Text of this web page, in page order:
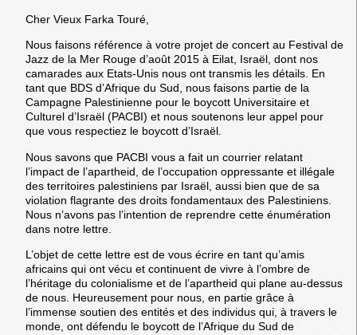
Cher Vieux Farka Touré,
Nous faisons référence à votre projet de concert au Festival de
Jazz de la Mer Rouge d’août 2015 à Eilat, Israël, dont nos
camarades aux Etats-Unis nous ont transmis les détails. En
tant que BDS d’Afrique du Sud, nous faisons partie de la
Campagne Palestinienne pour le boycott Universitaire et
Culturel d’Israël (PACBI) et nous soutenons leur appel pour
que vous respectiez le boycott d’Israël.
Nous savons que PACBI vous a fait un courrier relatant
l’impact de l’apartheid, de l’occupation oppressante et illégale
des territoires palestiniens par Israël, aussi bien que de sa
violation flagrante des droits fondamentaux des Palestiniens.
Nous n’avons pas l’intention de reprendre cette énumération
dans notre lettre.
L’objet de cette lettre est de vous écrire en tant qu’amis
africains qui ont vécu et continuent de vivre à l’ombre de
l’héritage du colonialisme et de l’apartheid qui plane au-dessus
de nous. Heureusement pour nous, en partie grâce à
l’immense soutien des entités et des individus qui, à travers le
monde, ont défendu le boycott de l’Afrique du Sud de